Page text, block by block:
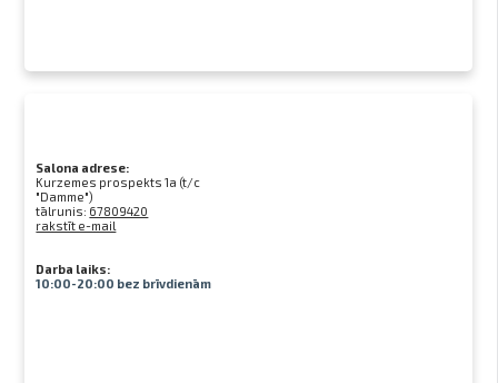
Salona adrese:
Kurzemes prospekts 1a (t/c
"Damme")
tālrunis: 67809420
rakstīt e-mail
Darba laiks:
10:00-20:00 bez brīvdienām